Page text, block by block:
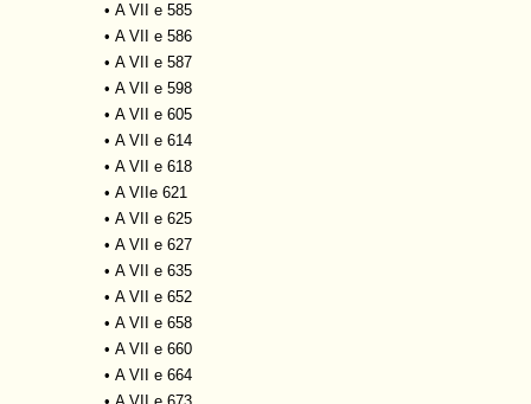
• A VII e 585
• A VII e 586
• A VII e 587
• A VII e 598
• A VII e 605
• A VII e 614
• A VII e 618
• A VIIe 621
• A VII e 625
• A VII e 627
• A VII e 635
• A VII e 652
• A VII e 658
• A VII e 660
• A VII e 664